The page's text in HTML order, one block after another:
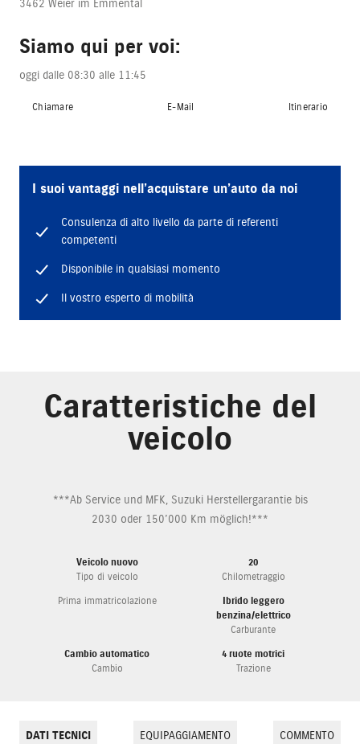
3462 Weier im Emmental
Siamo qui per voi:
oggi dalle 08:30 alle 11:45
Chiamare E-Mail Itinerario
I suoi vantaggi nell’acquistare un’auto da noi
Consulenza di alto livello da parte di referenti
competenti
Disponibile in qualsiasi momento
Il vostro esperto di mobilità
Caratteristiche del
veicolo
***Ab Service und MFK, Suzuki Herstellergarantie bis
2030 oder 150’000 Km möglich!***
Veicolo nuovo
Tipo di veicolo
20
Chilometraggio
Prima immatricolazione
Ibrido leggero
benzina/elettrico
Carburante
Cambio automatico
Cambio
4 ruote motrici
Trazione
DATI TECNICI EQUIPAGGIAMENTO COMMENTO